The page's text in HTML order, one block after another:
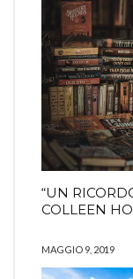
“UN
COLLEEN
MAGGIO 9, 2019